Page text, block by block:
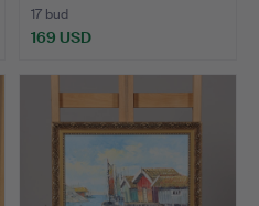
17 bud
169 USD